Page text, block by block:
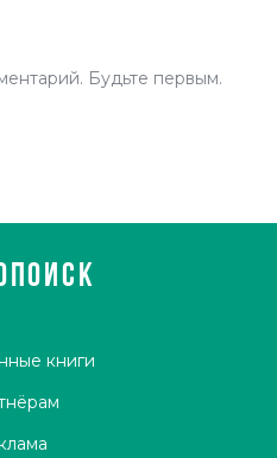
Будьте первым.
книги